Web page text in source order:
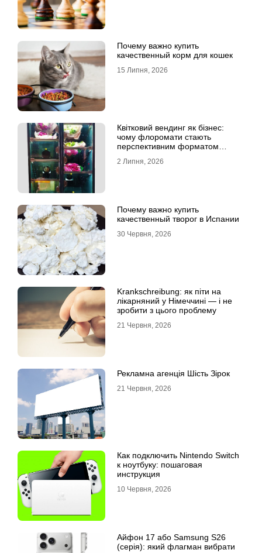
Почему важно купить
качественный корм для кошек
15 Липня, 2026
Квітковий вендинг як бізнес:
чому флоромати стають
перспективним форматом
2 Липня, 2026
Почему важно купить
качественный творог в Испании
30 Червня, 2026
Krankschreibung: як піти на
лікарняний у Німеччині — і не
зробити з цього проблему
21 Червня, 2026
Рекламна агенція Шість Зірок
21 Червня, 2026
Как подключить Nintendo Switch
к ноутбуку: пошаговая
инструкция
10 Червня, 2026
Айфон 17 або Samsung S26
(серія): який флагман вибрати